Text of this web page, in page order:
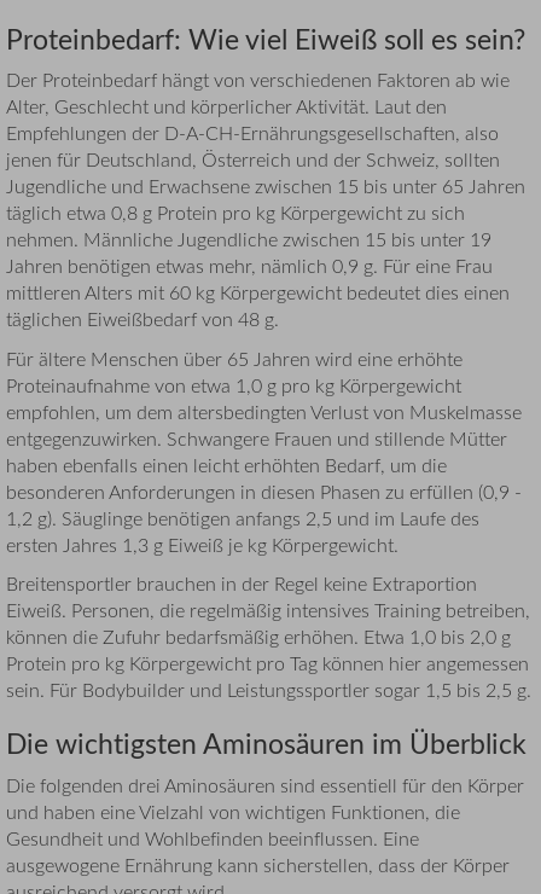
Proteinbedarf: Wie viel Eiweiß soll es sein?
Der Proteinbedarf hängt von verschiedenen Faktoren ab wie
Alter, Geschlecht und körperlicher Aktivität. Laut den
Empfehlungen der D-A-CH-Ernährungsgesellschaften, also
jenen für Deutschland, Österreich und der Schweiz, sollten
Jugendliche und Erwachsene zwischen 15 bis unter 65 Jahren
täglich etwa 0,8 g Protein pro kg Körpergewicht zu sich
nehmen. Männliche Jugendliche zwischen 15 bis unter 19
Jahren benötigen etwas mehr, nämlich 0,9 g. Für eine Frau
mittleren Alters mit 60 kg Körpergewicht bedeutet dies einen
täglichen Eiweißbedarf von 48 g.
Für ältere Menschen über 65 Jahren wird eine erhöhte
Proteinaufnahme von etwa 1,0 g pro kg Körpergewicht
empfohlen, um dem altersbedingten Verlust von Muskelmasse
entgegenzuwirken. Schwangere Frauen und stillende Mütter
haben ebenfalls einen leicht erhöhten Bedarf, um die
besonderen Anforderungen in diesen Phasen zu erfüllen (0,9 -
1,2 g). Säuglinge benötigen anfangs 2,5 und im Laufe des
ersten Jahres 1,3 g Eiweiß je kg Körpergewicht.
Breitensportler brauchen in der Regel keine Extraportion
Eiweiß. Personen, die regelmäßig intensives Training betreiben,
können die Zufuhr bedarfsmäßig erhöhen. Etwa 1,0 bis 2,0 g
Protein pro kg Körpergewicht pro Tag können hier angemessen
sein. Für Bodybuilder und Leistungssportler sogar 1,5 bis 2,5 g.
Die wichtigsten Aminosäuren im Überblick
Die folgenden drei Aminosäuren sind essentiell für den Körper
und haben eine Vielzahl von wichtigen Funktionen, die
Gesundheit und Wohlbefinden beeinflussen. Eine
ausgewogene Ernährung kann sicherstellen, dass der Körper